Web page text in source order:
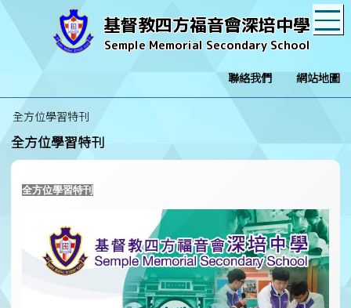
基督教四方福音會深培中學
Semple Memorial Secondary School
聯絡我們 網站地圖
全方位學習特刊
全方位學習特刊
全方位學習特刊